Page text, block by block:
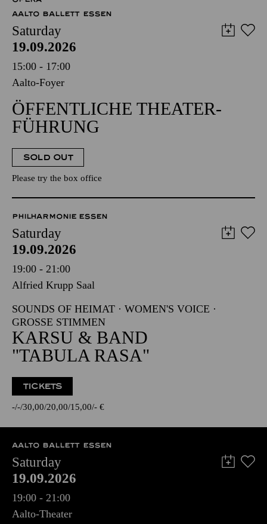
AALTO BALLETT ESSEN
Saturday
19.09.2026
15:00 - 17:00
Aalto-Foyer
ÖFFENTLICHE THEATER­
FÜHRUNG
SOLD OUT
Please try the box office
PHILHARMONIE ESSEN
Saturday
19.09.2026
19:00 - 21:00
Alfried Krupp Saal
SOUNDS OF HEIMAT · WOMEN'S VOICE ·
GROSSE STIMMEN
KARSU & BAND
"TABULA RASA"
TICKETS
- - 30,00 20,00 15,00 - €
AALTO BALLETT ESSEN
Saturday
19.09.2026
19:00 - 21:00
Aalto-Theater